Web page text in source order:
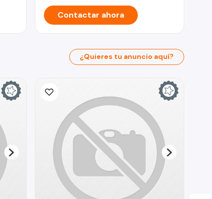
Contactar ahora
¿Quieres tu anuncio aquí?